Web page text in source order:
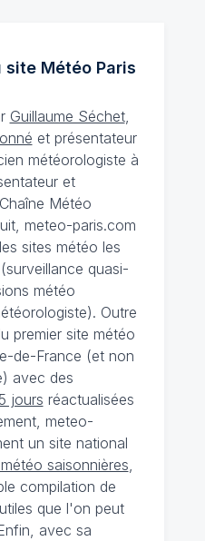
site MétéoParis
Guillaume Séchet,
et présentateur
météorologiste à
et
Météo
meteo-paris.com
sites météo les
quasi-
météo
Outre
premier site météo
de-France (et non
avec des
jours réactualisées
meteo-
un site national
saisonnières
compilation de
que l'on peut
avec sa